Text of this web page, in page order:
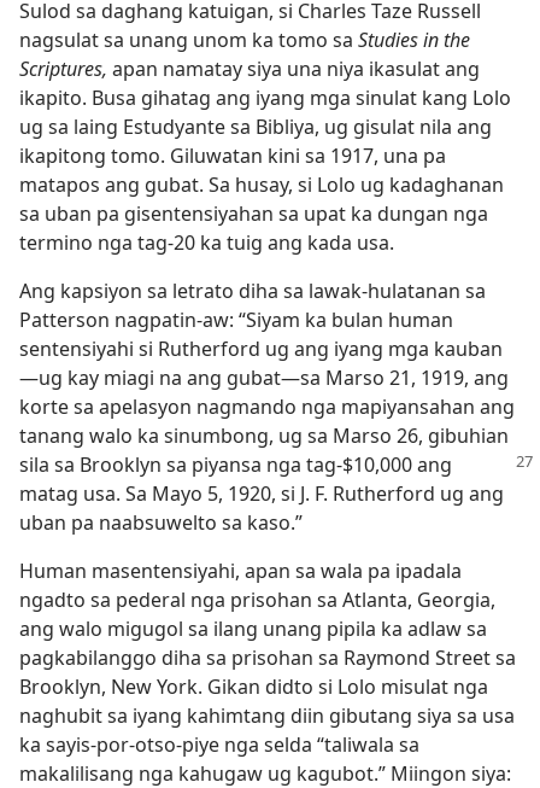
Sulod sa daghang katuigan, si Charles Taze Russell
nagsulat sa unang unom ka tomo sa Studies in the
Scriptures, apan namatay siya una niya ikasulat ang
ikapito. Busa gihatag ang iyang mga sinulat kang Lolo
ug sa laing Estudyante sa Bibliya, ug gisulat nila ang
ikapitong tomo. Giluwatan kini sa 1917, una pa
matapos ang gubat. Sa husay, si Lolo ug kadaghanan
sa uban pa gisentensiyahan sa upat ka dungan nga
termino nga tag-20 ka tuig ang kada usa.
Ang kapsiyon sa letrato diha sa lawak-hulatanan sa
Patterson nagpatin-aw: “Siyam ka bulan human
sentensiyahi si Rutherford ug ang iyang mga kauban
—ug kay miagi na ang gubat—sa Marso 21, 1919, ang
korte sa apelasyon nagmando nga mapiyansahan ang
tanang walo ka sinumbong, ug sa Marso 26, gibuhian
sila sa Brooklyn sa piyansa nga tag-$10,000ang
matag usa. Sa Mayo 5, 1920, si J. F. Rutherford ug ang
uban pa naabsuwelto sa kaso.”
Human masentensiyahi, apan sa wala pa ipadala
ngadto sa pederal nga prisohan sa Atlanta, Georgia,
ang walo migugol sa ilang unang pipila ka adlaw sa
pagkabilanggo diha sa prisohan sa Raymond Street sa
Brooklyn, New York. Gikan didto si Lolo misulat nga
naghubit sa iyang kahimtang diin gibutang siya sa usa
ka sayis-por-otso-piye nga selda “taliwala sa
makalilisang nga kahugaw ug kagubot.” Miingon siya: